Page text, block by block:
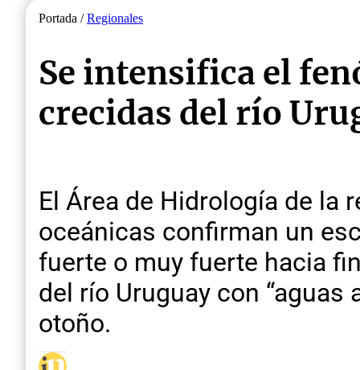
Portada /Regionales
Se intensifica el
crecidas del río
El Área de Hidrología de la
oceánicas confirman un
fuerte o muy fuerte hacia
del río Uruguay con
otoño.